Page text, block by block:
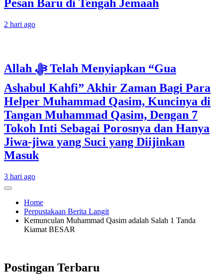
Pesan Baru di Tengah Jemaah
2 hari ago
Allah ﷻ Telah Menyiapkan “Gua
Ashabul Kahfi” Akhir Zaman Bagi Para
Helper Muhammad Qasim, Kuncinya di
Tangan Muhammad Qasim, Dengan 7
Tokoh Inti Sebagai Porosnya dan Hanya
Jiwa-jiwa yang Suci yang Diijinkan
Masuk
3 hari ago
Home
Perpustakaan Berita Langit
Kemunculan Muhammad Qasim adalah Salah 1 Tanda
Kiamat BESAR
Postingan Terbaru